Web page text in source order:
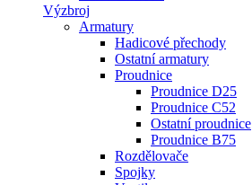
Výzbroj
Armatury
Hadicové přechody
Ostatní armatury
Proudnice
Proudnice D25
Proudnice C52
Ostatní proudnice
Proudnice B75
Rozdělovače
Spojky